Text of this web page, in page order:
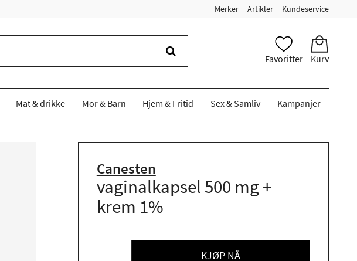
Merker Artikler Kundeservice
Favoritter Kurv
Mat & drikke Mor & Barn Hjem & Fritid Sex & Samliv Kampanjer
Canesten
vaginalkapsel 500 mg +
krem 1%
KJØP NÅ